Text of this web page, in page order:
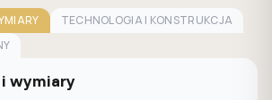
TECHNOLOGIA I KONSTRUKCJA
wymiary